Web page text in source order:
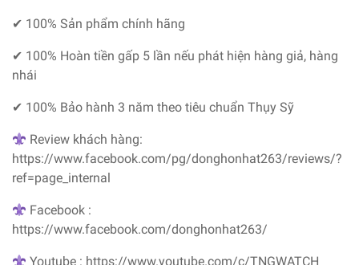
✔ 100% Sản phẩm chính hãng
✔ 100% Hoàn tiền gấp 5 lần nếu phát hiện hàng giả, hàng
nhái
✔ 100% Bảo hành 3 năm theo tiêu chuẩn Thụy Sỹ
Review khách hàng:
https://www.facebook.com/pg/donghonhat263/reviews/?
ref=page_internal
Facebook :
https://www.facebook.com/donghonhat263/
Youtube : https://www.youtube.com/c/TNGWATCH